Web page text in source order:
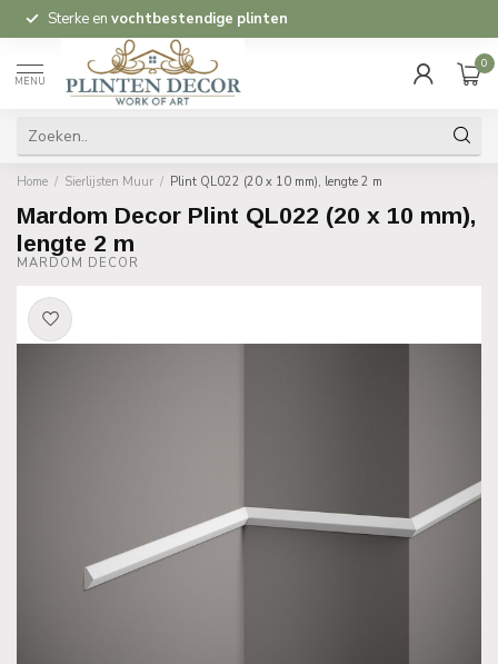
Sterke en vochtbestendige plinten
MENU
0
Home / Sierlijsten Muur / Plint QL022 (20 x 10 mm), lengte 2 m
Mardom Decor Plint QL022 (20 x 10 mm),
lengte 2 m
MARDOM DECOR